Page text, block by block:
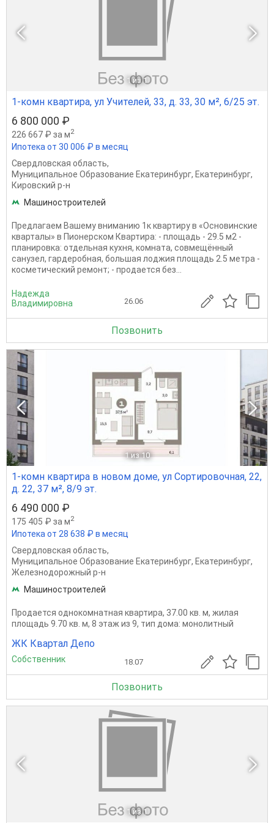
1 из 1
1-комн квартира, ул Учителей, 33, д. 33, 30 м², 6/25 эт.
6 800 000 ₽
226 667 ₽ за м2
Ипотека от 30 006 ₽ в месяц
Свердловская область,
Муниципальное Образование Екатеринбург, Екатеринбург,
Кировский р-н
Машиностроителей
Предлагаем Вашему вниманию 1к квартиру в «Основинские
кварталы» в Пионерском Квартира: - площадь - 29.5 м2 -
планировка: отдельная кухня, комната, совмещённый
санузел, гардеробная, большая лоджия площадь 2.5 метра -
косметический ремонт; - продается без...
Надежда
Владимировна
26.06
Позвонить
1 из 10
1-комн квартира в новом доме, ул Сортировочная, 22,
д. 22, 37 м², 8/9 эт.
6 490 000 ₽
175 405 ₽ за м2
Ипотека от 28 638 ₽ в месяц
Свердловская область,
Муниципальное Образование Екатеринбург, Екатеринбург,
Железнодорожный р-н
Машиностроителей
Продается однокомнатная квартира, 37.00 кв. м, жилая
площадь 9.70 кв. м, 8 этаж из 9, тип дома: монолитный
ЖК Квартал Депо
Собственник 18.07
Позвонить
1 из 1